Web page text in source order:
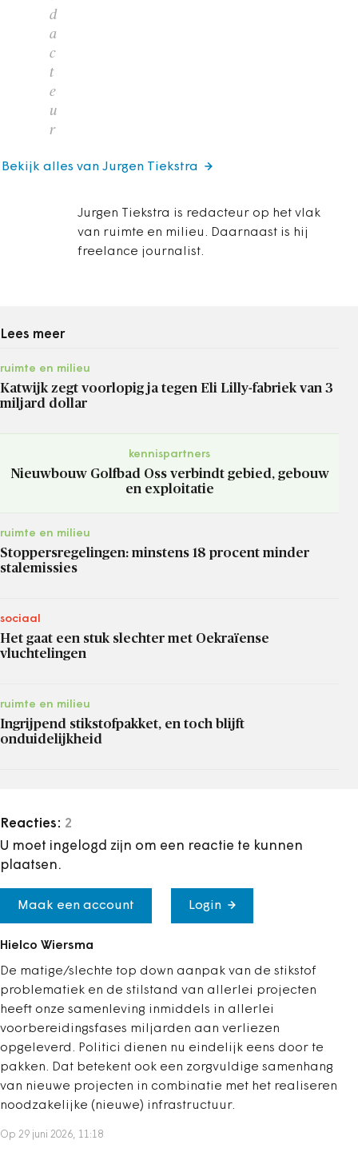
d
a
c
t
e
u
r
Jurgen Tiekstra is redacteur op het vlak
van ruimte en milieu. Daarnaast is hij
freelance journalist.
Bekijk alles van Jurgen Tiekstra
Lees meer
ruimte en milieu
Katwijk zegt voorlopig ja tegen Eli Lilly-fabriek van 3
miljard dollar
kennispartners
Nieuwbouw Golfbad Oss verbindt gebied, gebouw
en exploitatie
ruimte en milieu
Stoppersregelingen: minstens 18 procent minder
stalemissies
sociaal
Het gaat een stuk slechter met Oekraïense
vluchtelingen
ruimte en milieu
Ingrijpend stikstofpakket, en toch blijft
onduidelijkheid
Reacties: 2
U moet ingelogd zijn om een reactie te kunnen
plaatsen.
Maak een account Login
Hielco Wiersma
De matige/slechte top down aanpak van de stikstof
problematiek en de stilstand van allerlei projecten
heeft onze samenleving inmiddels in allerlei
voorbereidingsfases miljarden aan verliezen
opgeleverd. Politici dienen nu eindelijk eens door te
pakken. Dat betekent ook een zorgvuldige samenhang
van nieuwe projecten in combinatie met het realiseren
noodzakelijke (nieuwe) infrastructuur.
Op 29 juni 2026, 11:18